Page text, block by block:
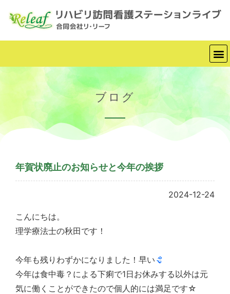
ブログ
年賀状廃止のお知らせと今年の挨拶
2024-12-24
こんにちは。
理学療法士の秋田です！
今年も残りわずかになりました！早い
今年は食中毒？による下痢で1日お休みする以外は元
気に働くことができたので個人的には満足です☆